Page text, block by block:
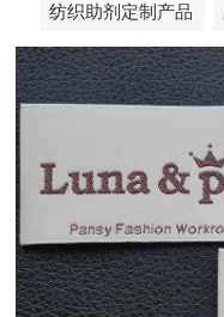
纺织助剂定制产品